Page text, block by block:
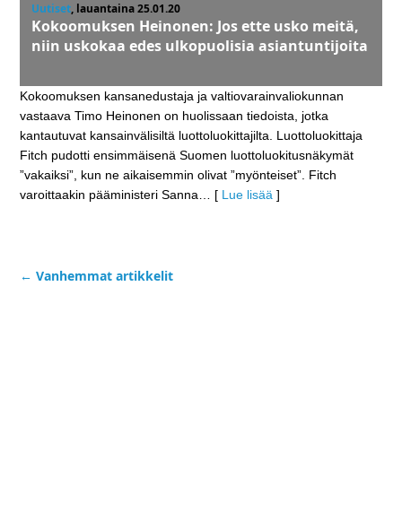
Uutiset, lauantaina 25.01.20
Kokoomuksen Heinonen: Jos ette usko meitä,
niin uskokaa edes ulkopuolisia asiantuntijoita
Kokoomuksen kansanedustaja ja valtiovarainvaliokunnan
vastaava Timo Heinonen on huolissaan tiedoista, jotka
kantautuvat kansainvälisiltä luottoluokittajilta. Luottoluokittaja
Fitch pudotti ensimmäisenä Suomen luottoluokitusnäkymät
”vakaiksi”, kun ne aikaisemmin olivat ”myönteiset”. Fitch
varoittaakin pääministeri Sanna … [ Lue lisää ]
← Vanhemmat artikkelit